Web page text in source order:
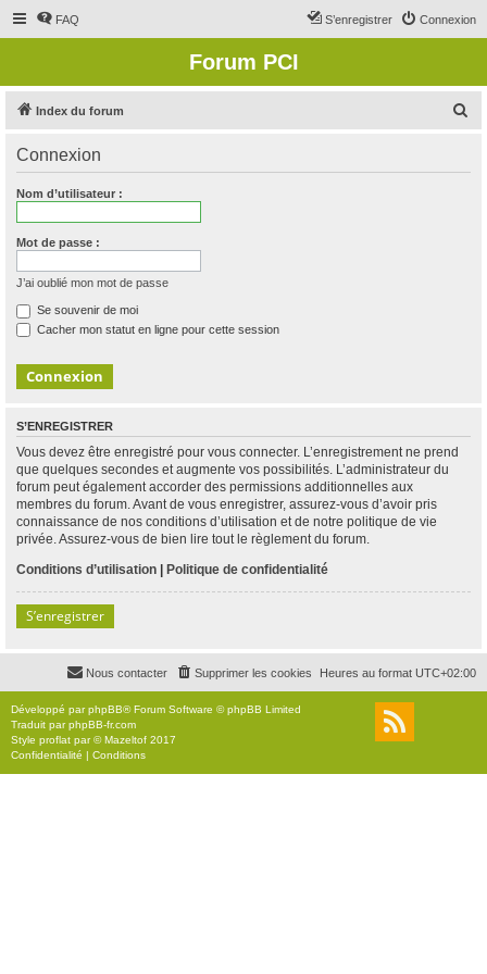
FAQ Connexion
S’enregistrer
Forum PCI
Index du forum
Connexion
Nom d’utilisateur :
Mot de passe :
J’ai oublié mon mot de passe
Se souvenir de moi
Cacher mon statut en ligne pour cette session
S’ENREGISTRER
Vous devez être enregistré pour vous connecter. L’enregistrement ne prend
que quelques secondes et augmente vos possibilités. L’administrateur du
forum peut également accorder des permissions additionnelles aux
membres du forum. Avant de vous enregistrer, assurez-vous d’avoir pris
connaissance de nos conditions d’utilisation et de notre politique de vie
privée. Assurez-vous de bien lire tout le règlement du forum.
Conditions d’utilisation | Politique de confidentialité
S’enregistrer
Heures au format UTC+02:00
Supprimer les cookies
Nous contacter
Développé parphpBB® Forum Software © phpBB Limited
Traduit parphpBB-fr.com
Style proflat par ©Mazeltof 2017
Confidentialité | Conditions